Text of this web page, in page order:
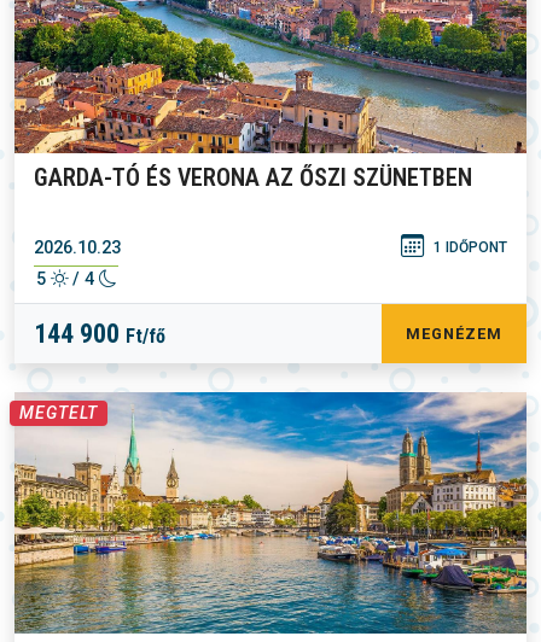
GARDA-TÓ ÉS VERONA AZ ŐSZI SZÜNETBEN
2026.10.23 1 IDŐPONT
5 / 4
144 900 Ft/fő MEGNÉZEM
MEGTELT